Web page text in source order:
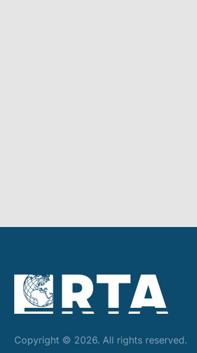
Copyright © 2026. All rights reserved.